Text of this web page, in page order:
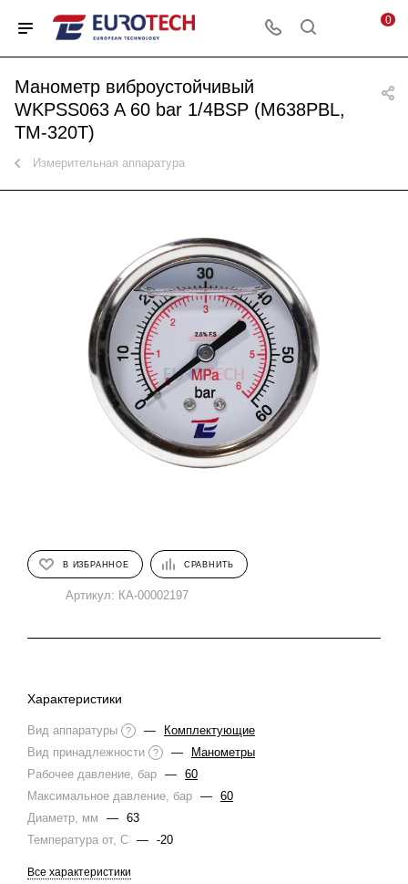
0
Манометр виброустойчивый
WKPSS063 A 60 bar 1/4BSP (M638PBL,
ТМ-320Т)
Измерительная аппаратура
В ИЗБРАННОЕ СРАВНИТЬ
Артикул: КА-00002197
Характеристики
Вид аппаратуры ? —
Комплектующие
Вид принадлежности
? —
Манометры
Рабочее давление, бар — 60
Максимальное давление, бар — 60
Диаметр, мм
— 63
Температура от, С — -20
Все характеристики